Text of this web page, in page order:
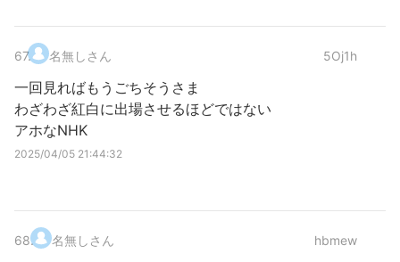
67. 名無しさん 5Oj1h
一回見ればもうごちそうさま
わざわざ紅白に出場させるほどではない
アホなNHK
2025/04/05 21:44:32
68. 名無しさん hbmew